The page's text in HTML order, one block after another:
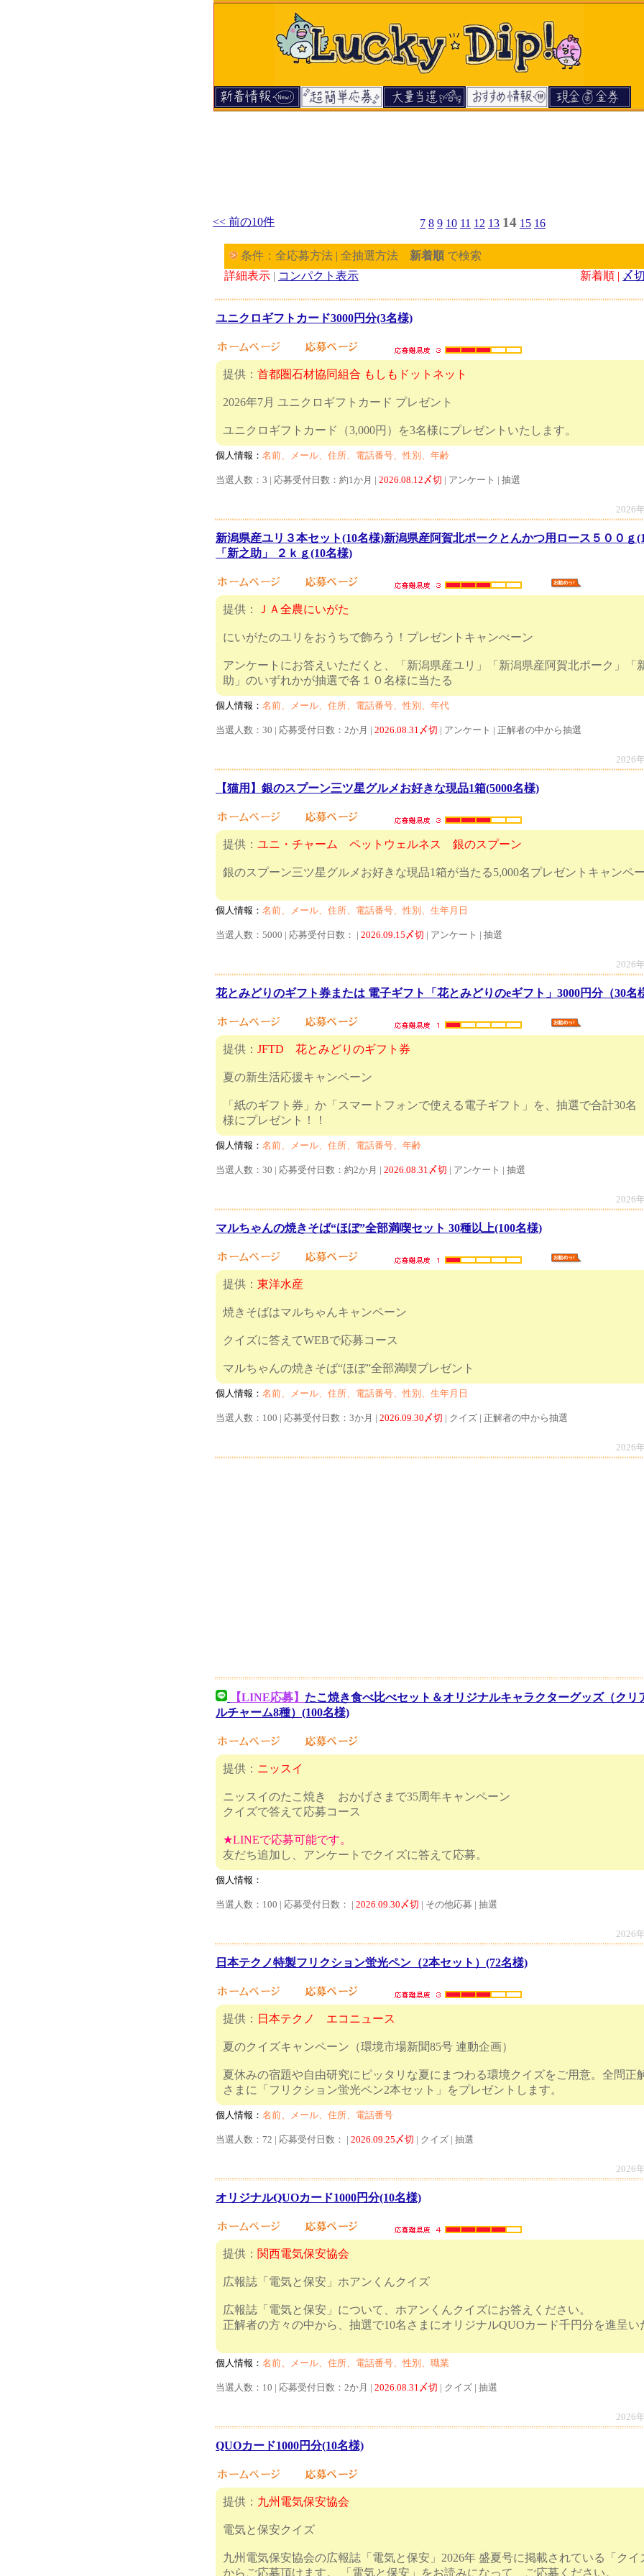
<< 前の10件 7 8 9 10 11 12 13 14 15 16
条件：全応募方法 | 全抽選方法 新着順 で検索
詳細表示 | コンパクト表示 新着順 | 〆
ユニクロギフトカード3000円分(3名様)
提供： 首都圏石材協同組合 もしもドットネット
2026年7月 ユニクロギフトカード プレゼント
ユニクロギフトカード（3,000円）を3名様にプレゼントいた
個人情報： 名前、メール、住所、電話番号、性別、年齢
当選人数：3 | 応募受付日数：約1か月 | 2026.08.12〆切 | アンケート | 抽選
2026
新潟県産ユリ３本セット(10名様)新潟県産阿賀北ポークとんかつ用ロース５００
「新之助」 ２ｋｇ(10名様)
提供： ＪＡ全農にいがた
にいがたのユリをおうちで飾ろう！プレゼントキャンぺーン
アンケートにお答えいただくと、「新潟県産ユリ」「新潟県産阿賀北ポーク」
助」のいずれかが抽選で各１０名様に当たる
個人情報： 名前、メール、住所、電話番号、性別、年代
当選人数：30 | 応募受付日数：2か月 | 2026.08.31〆切 | アンケート | 正解者の中から抽選
2026
【猫用】銀のスプーン三ツ星グルメお好きな現品1箱(5000名様)
提供： ユニ・チャーム ペットウェルネス 銀のスプーン
銀のスプーン三ツ星グルメお好きな現品1箱が当たる5,000名プレゼントキャンペ
個人情報： 名前、メール、住所、電話番号、性別、生年月日
当選人数：5000 | 応募受付日数： | 2026.09.15〆切 | アンケート | 抽選
2026
花とみどりのギフト券または 電子ギフト「花とみどりのeギフト」3000円分（30名
提供： JFTD 花とみどりのギフト券
夏の新生活応援キャンペーン
「紙のギフト券」か「スマートフォンで使える電子ギフト」を、抽選で合計30名
様にプレゼント！！
個人情報： 名前、メール、住所、電話番号、年齢
当選人数：30 | 応募受付日数：約2か月 | 2026.08.31〆切 | アンケート | 抽選
2026
マルちゃんの焼きそば“ほぼ”全部満喫セット 30種以上(100名様)
提供： 東洋水産
焼きそばはマルちゃんキャンペーン
クイズに答えてWEBで応募コース
マルちゃんの焼きそば“ほぼ”全部満喫プレゼント
個人情報： 名前、メール、住所、電話番号、性別、生年月日
当選人数：100 | 応募受付日数：3か月 | 2026.09.30〆切 | クイズ | 正解者の中から抽選
2026
【LINE応募】 たこ焼き食べ比べセット＆オリジナルキャラクターグッズ（クリ
ルチャーム8種）(100名様)
提供： ニッスイ
ニッスイのたこ焼き おかげさまで35周年キャンペーン
クイズで答えて応募コース
★LINEで応募可能です。
友だち追加し、アンケートでクイズに答えて応募。
個人情報：
当選人数：100 | 応募受付日数： | 2026.09.30〆切 | その他応募 | 抽選
2026
日本テクノ特製フリクション蛍光ペン（2本セット）(72名様)
提供： 日本テクノ エコニュース
夏のクイズキャンペーン（環境市場新聞85号 連動企画）
夏休みの宿題や自由研究にピッタリな夏にまつわる環境クイズをご用意。全問正
さまに「フリクション蛍光ペン2本セット」をプレゼントし
個人情報： 名前、メール、住所、電話番号
当選人数：72 | 応募受付日数： | 2026.09.25〆切 | クイズ | 抽選
2026
オリジナルQUOカード1000円分(10名様)
提供： 関西電気保安協会
広報誌「電気と保安」ホアンくんクイズ
広報誌「電気と保安」について、ホアンくんクイズにお答えください。
正解者の方々の中から、抽選で10名さまにオリジナルQUOカード千円分を進呈い
個人情報： 名前、メール、住所、電話番号、性別、職業
当選人数：10 | 応募受付日数：2か月 | 2026.08.31〆切 | クイズ | 抽選
2026
QUOカード1000円分(10名様)
提供： 九州電気保安協会
電気と保安クイズ
九州電気保安協会の広報誌「電気と保安」2026年 盛夏号に掲載されている「クイ
からご応募頂けます。 「電気と保安」をお読みになって、ご応募ください。